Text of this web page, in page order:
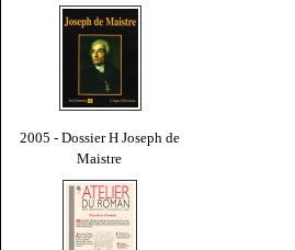
2005 - Dossier H Joseph de
Maistre